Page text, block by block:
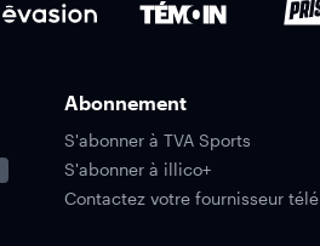
Abonnement
S'abonner à TVA Sports
S'abonner à illico+
Contactez votre fournisseur télé